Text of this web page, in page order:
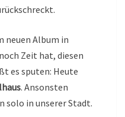
Album in
Zeit hat, diesen
es sputen: Heute
. Ansonsten
solo in unserer Stadt.